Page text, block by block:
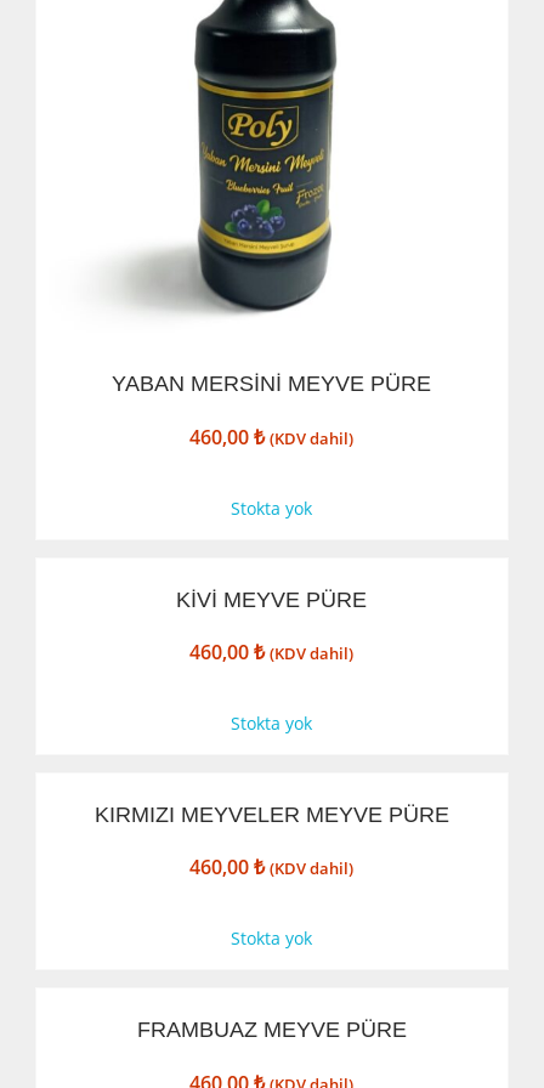
YABAN MERSİNİ MEYVE PÜRE
460,00₺ (KDV dahil)
Stokta yok
KİVİ MEYVE PÜRE
460,00₺ (KDV dahil)
Stokta yok
KIRMIZI MEYVELER MEYVE PÜRE
460,00₺ (KDV dahil)
Stokta yok
FRAMBUAZ MEYVE PÜRE